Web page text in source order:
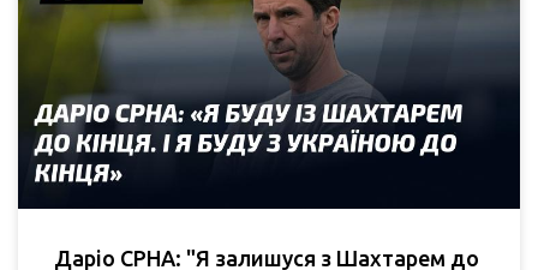
Даріо СРНА: "Я залишуся з Шахтарем до